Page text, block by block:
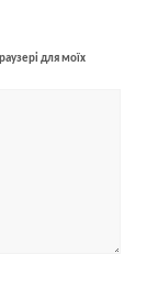
для моїх